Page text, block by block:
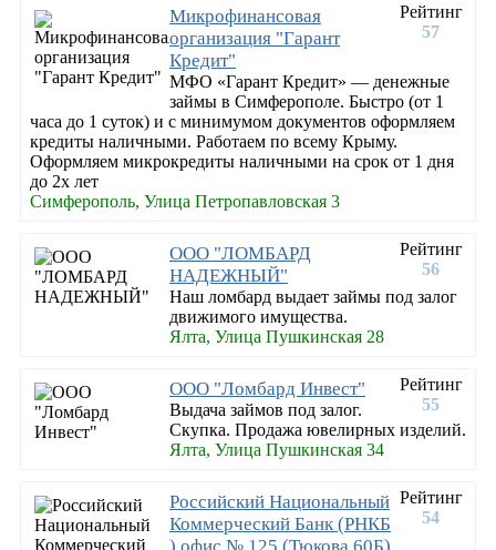
Рейтинг
57
Микрофинансовая
организация "Гарант
Кредит"
МФО «Гарант Кредит» — денежные
займы в Симферополе. Быстро (от 1
часа до 1 суток) и с минимумом документов оформляем
кредиты наличными. Работаем по всему Крыму.
Оформляем микрокредиты наличными на срок от 1 дня
до 2х лет
Симферополь, Улица Петропавловская 3
Рейтинг
56
ООО "ЛОМБАРД
НАДЕЖНЫЙ"
Наш ломбард выдает займы под залог
движимого имущества.
Ялта, Улица Пушкинская 28
Рейтинг
55
ООО "Ломбард Инвест"
Выдача займов под залог.
Скупка. Продажа ювелирных изделий.
Ялта, Улица Пушкинская 34
Рейтинг
54
Российский Национальный
Коммерческий Банк (РНКБ